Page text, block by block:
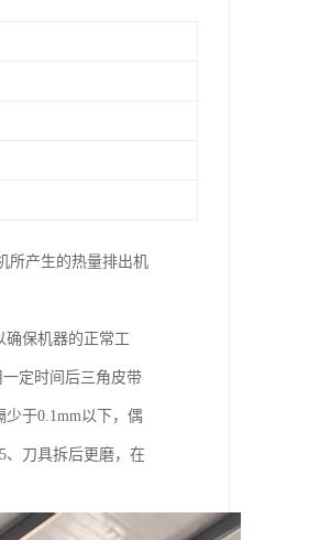
所产生的热量排出机
确保机器的正常工
定时间后三角皮带
于0.1mm以下，偶
、刀具拆后更磨，在